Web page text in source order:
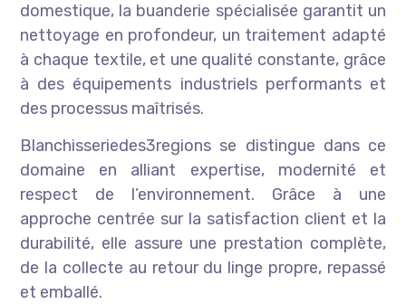
domestique, la buanderie spécialisée garantit un
nettoyage en profondeur, un traitement adapté
à chaque textile, et une qualité constante, grâce
à des équipements industriels performants et
des processus maîtrisés.
Blanchisseriedes3regions se distingue dans ce
domaine en alliant expertise, modernité et
respect de l’environnement. Grâce à une
approche centrée sur la satisfaction client et la
durabilité, elle assure une prestation complète,
de la collecte au retour du linge propre, repassé
et emballé.